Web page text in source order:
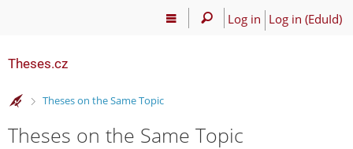
Log in Log in (EduId)
Theses.cz
>
Theses on the Same Topic
Theses on the Same Topic